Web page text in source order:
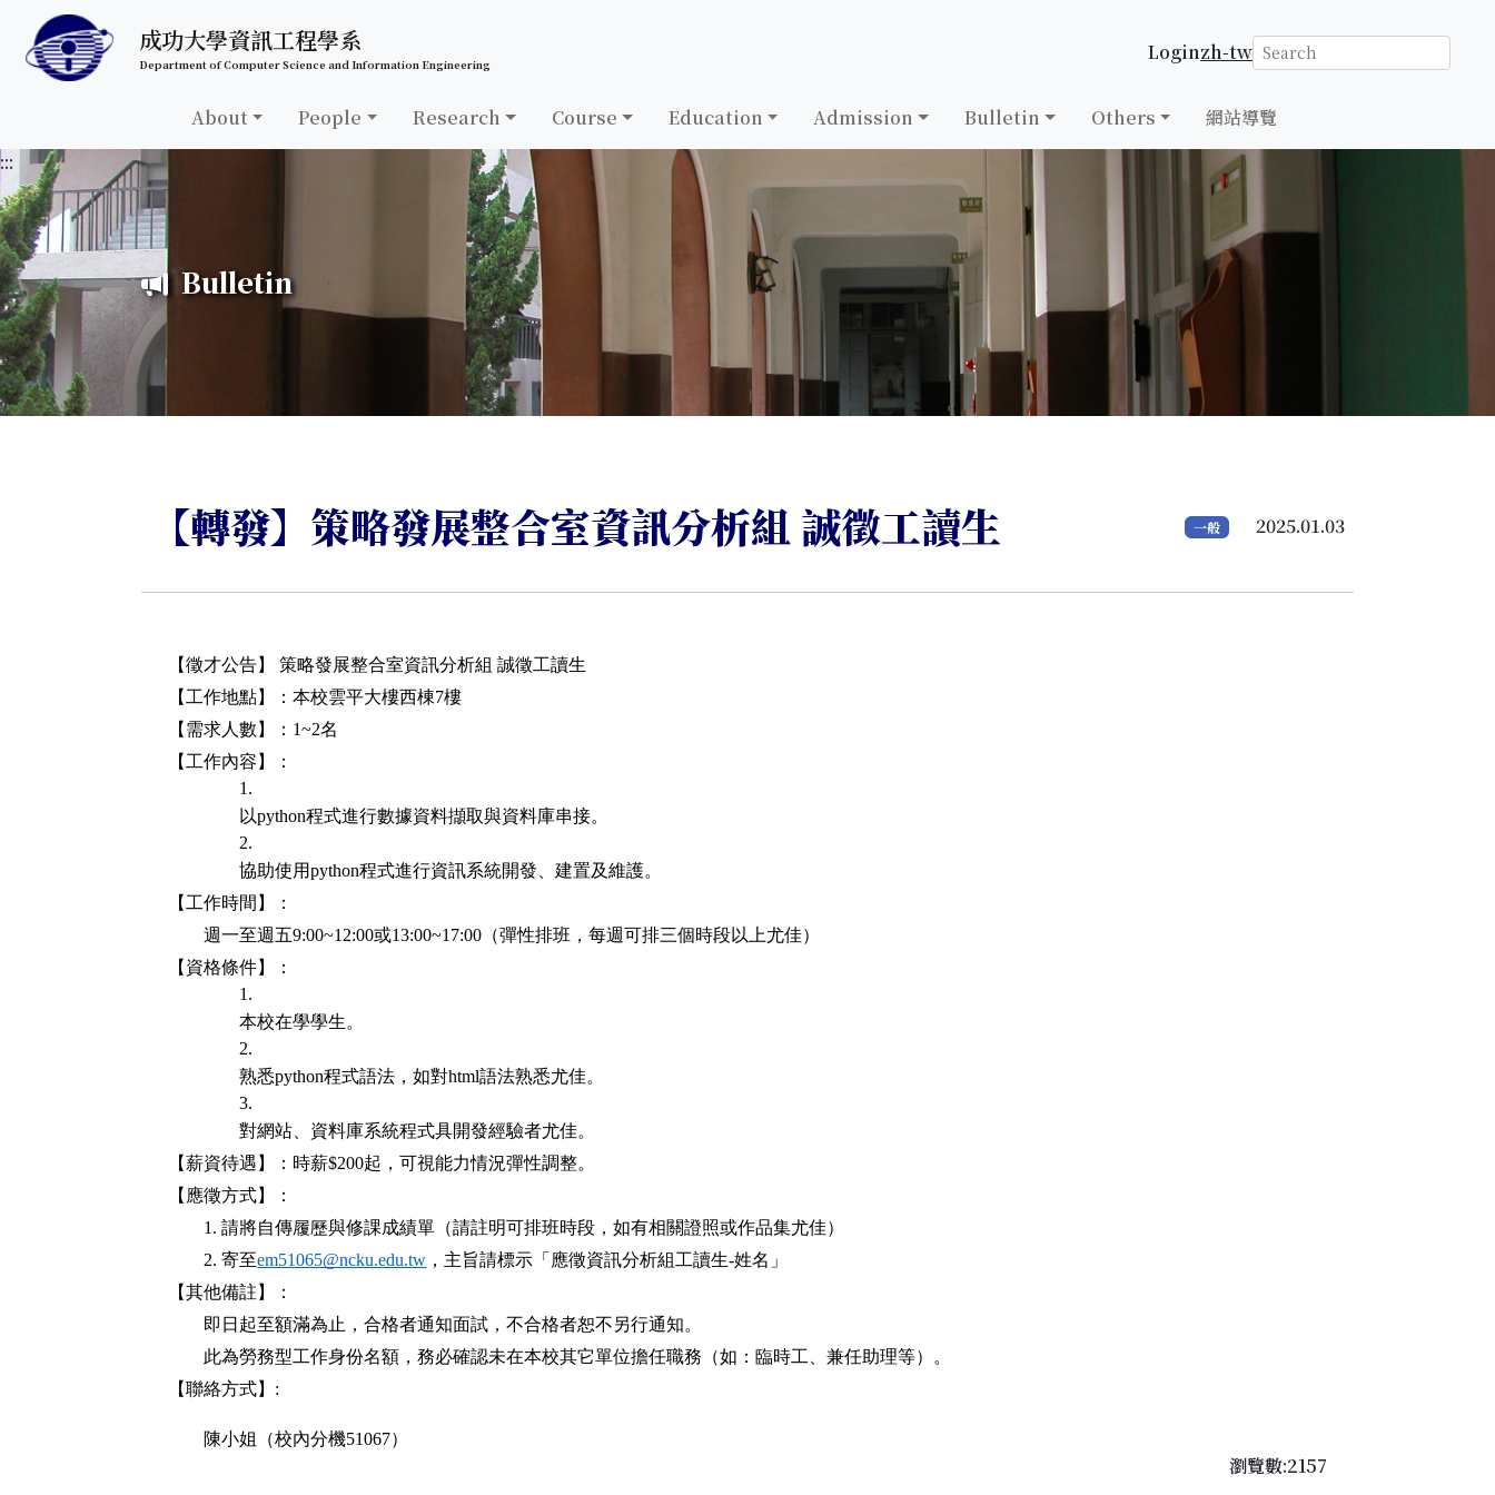
跳至中央內容區塊
成功大學資訊工程學系
Department of Computer Science and Information Engineering Loginzh-tw
About People Research Course Education Admission Bulletin Others
網站導覽
:::
Bulletin
【轉發】策略發展整合室資訊分析組 誠徵工讀生 一般 2025.01.03
【徵才公告】 策略發展整合室資訊分析組 誠徵工讀生
【工作地點】：本校雲平大樓西棟7樓
【需求人數】：1~2名
【工作內容】：
以python程式進行數據資料擷取與資料庫串接。
協助使用python程式進行資訊系統開發、建置及維護。
【工作時間】：
週一至週五9:00~12:00或13:00~17:00（彈性排班，每週可排三個時段以上尤佳）
【資格條件】：
本校在學學生。
熟悉python程式語法，如對html語法熟悉尤佳。
對網站、資料庫系統程式具開發經驗者尤佳。
【薪資待遇】：時薪$200起，可視能力情況彈性調整。
【應徵方式】：
1. 請將自傳履歷與修課成績單（請註明可排班時段，如有相關證照或作品集尤佳）
2. 寄至em51065@ncku.edu.tw ，主旨請標示「應徵資訊分析組工讀生-姓名」
【其他備註】：
即日起至額滿為止，合格者通知面試，不合格者恕不另行通知。
此為勞務型工作身份名額，務必確認未在本校其它單位擔任職務（如：臨時工、兼任助理等）。
【聯絡方式】:
陳小姐（校內分機51067）
瀏覽數:2157